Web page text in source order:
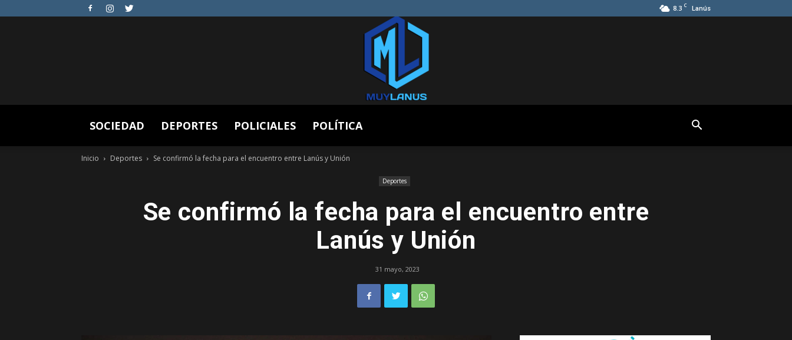
8.3 C Lanús
Lanús
SOCIEDAD DEPORTES POLICIALES POLÍTICA
Inicio Deportes Se confirmó la fecha para el encuentro entre Lanús y Unión
Deportes
Se confirmó la fecha para el encuentro entre
Lanús y Unión
31 mayo, 2023